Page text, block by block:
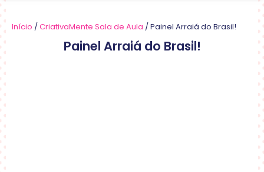
Início /CriativaMente Sala de Aula / Painel Arraiá do Brasil!
Painel Arraiá do Brasil!